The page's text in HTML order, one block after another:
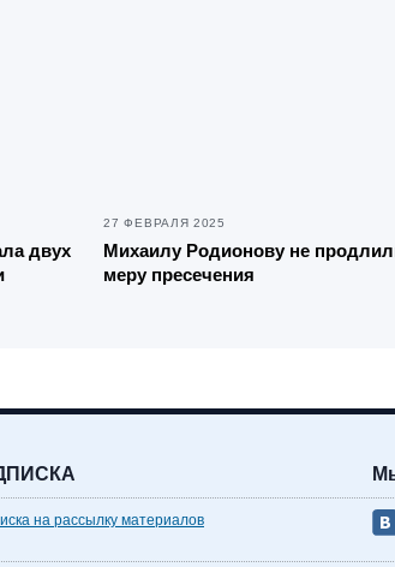
двух
27 ФЕВРАЛЯ 2025
Михаилу Родионову не
меру пресечения
на рассылку материалов